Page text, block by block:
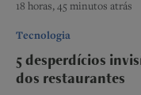
18 horas, 45 minutos atrás
Tecnologia
5 desperdícios
dos restaurantes